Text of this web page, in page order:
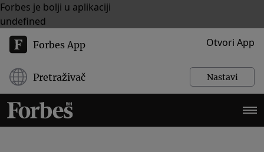
Forbes je bolji u aplikaciji
undefined
Forbes App Otvori App
Pretraživač Nastavi